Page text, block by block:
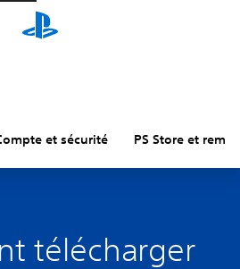
et sécurité PS Store et
télécharger